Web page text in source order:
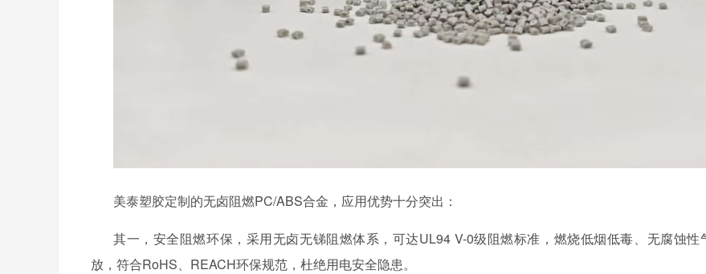
美泰塑胶定制的无卤阻燃PC/ABS合金， 应用优势十分突出：
其一，安全阻燃环保，采用无卤无锑阻燃体系，可达UL94 V-0级阻燃标准，燃烧低烟低毒、无腐蚀性
放，符合RoHS、 REACH环保规范，杜绝用电安全隐患。